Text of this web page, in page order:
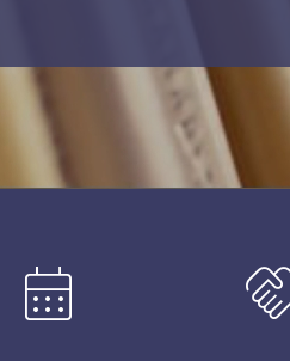
calendar_month